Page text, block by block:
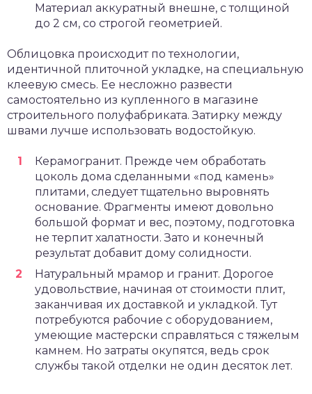
Материал аккуратный внешне, с толщиной
до 2 см, со строгой геометрией.
Облицовка происходит по технологии,
идентичной плиточной укладке, на специальную
клеевую смесь. Ее несложно развести
самостоятельно из купленного в магазине
строительного полуфабриката. Затирку между
швами лучше использовать водостойкую.
Керамогранит. Прежде чем обработать
цоколь дома сделанными «под камень»
плитами, следует тщательно выровнять
основание. Фрагменты имеют довольно
большой формат и вес, поэтому, подготовка
не терпит халатности. Зато и конечный
результат добавит дому солидности.
Натуральный мрамор и гранит. Дорогое
удовольствие, начиная от стоимости плит,
заканчивая их доставкой и укладкой. Тут
потребуются рабочие с оборудованием,
умеющие мастерски справляться с тяжелым
камнем. Но затраты окупятся, ведь срок
службы такой отделки не один десяток лет.